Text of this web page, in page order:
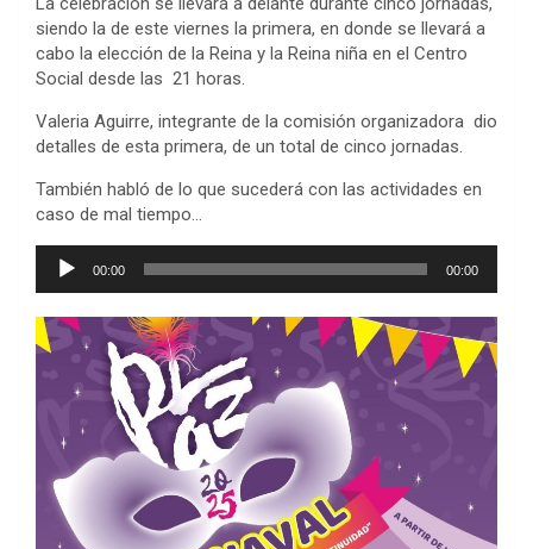
siendo la de este viernes la primera, en donde se llevará a
cabo la elección de la Reina y la Reina niña en el Centro
Social desde las 21 horas.
Valeria Aguirre, integrante de la comisión organizadora dio
detalles de esta primera, de un total de cinco jornadas.
También habló de lo que sucederá con las actividades en
caso de mal tiempo…
Reproductor
00:00 00:00